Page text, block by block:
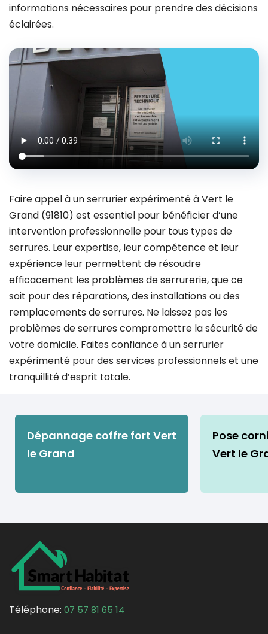
informations nécessaires pour prendre des décisions
éclairées.
Faire appel à un serrurier expérimenté à Vert le
Grand (91810) est essentiel pour bénéficier d’une
intervention professionnelle pour tous types de
serrures. Leur expertise, leur compétence et leur
expérience leur permettent de résoudre
efficacement les problèmes de serrurerie, que ce
soit pour des réparations, des installations ou des
remplacements de serrures. Ne laissez pas les
problèmes de serrures compromettre la sécurité de
votre domicile. Faites confiance à un serrurier
expérimenté pour des services professionnels et une
tranquillité d’esprit totale.
Dépannage coffre fort Vert
le Grand
Pose
Vert le
Téléphone: 07 57 81 65 14